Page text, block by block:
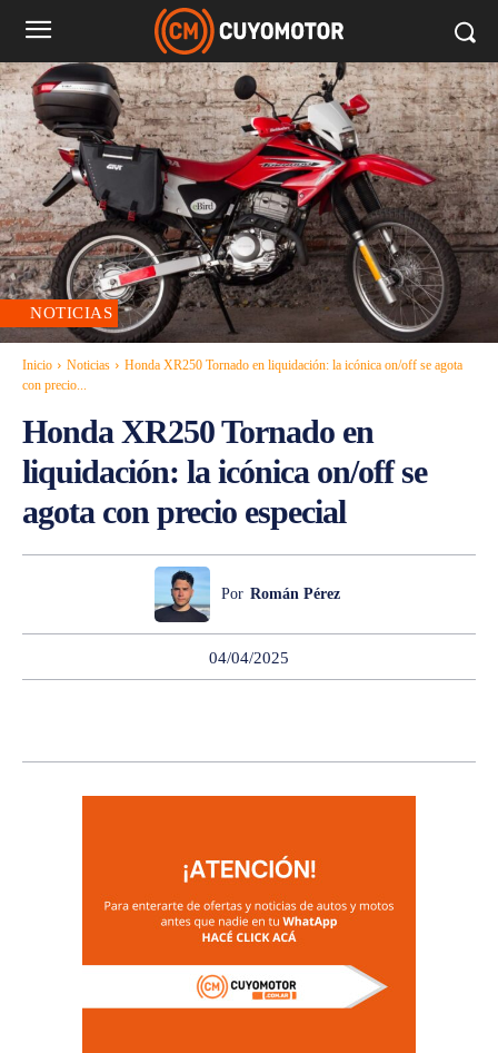
NOTICIAS
Inicio Noticias
Honda XR250 Tornado en liquidación: la icónica on/off se agota
con precio...
Honda XR250 Tornado en
liquidación: la icónica on/off se
agota con precio especial
Por Román Pérez
04/04/2025